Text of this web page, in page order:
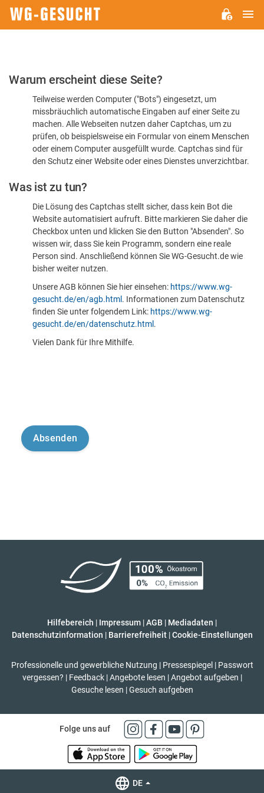
Bitte
dass
sind
Warum erscheint diese Seite?
Teilweise werden Computer ("Bots") eingesetzt, um
missbräuchlich automatische Eingaben auf einer Seite zu
machen. Alle Webseiten nutzen daher Captchas, um zu
prüfen, ob beispielsweise ein Formular von einem Menschen
oder einem Computer ausgefüllt wurde. Captchas sind für
den Schutz einer Website oder eines Dienstes unverzichtbar.
Was ist zu tun?
Die Lösung des Captchas stellt sicher, dass kein Bot die
Website automatisiert aufruft. Bitte markieren Sie daher die
Checkbox unten und klicken Sie den Button "Absenden". So
wissen wir, dass Sie kein Programm, sondern eine reale
Person sind. Anschließend können Sie WG-Gesucht.de wie
bisher weiter nutzen.
Unsere AGB können Sie hier einsehen: https://www.wg-
gesucht.de/en/agb.html . Informationen zum Datenschutz
finden Sie unter folgendem Link: https://www.wg-
gesucht.de/en/datenschutz.html .
Vielen Dank für Ihre Mithilfe.
Hilfebereich | Impressum |AGB | Mediadaten |
Datenschutzinformation | Barrierefreiheit | Cookie-Einstellungen
Professionelle und gewerbliche Nutzung | Pressespiegel | Passwort
vergessen? | Feedback | Angebote lesen | Angebot aufgeben |
Gesuche lesen | Gesuch aufgeben
Folge uns auf
DE